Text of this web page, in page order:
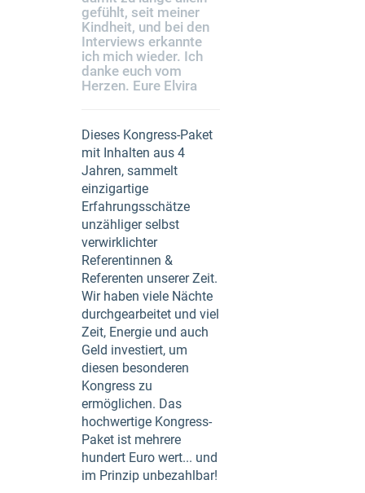
gefühlt, seit meiner
Kindheit, und bei den
Interviews erkannte
ich mich wieder. Ich
danke euch vom
Herzen. Eure Elvira
Dieses Kongress-Paket
mit Inhalten aus 4
Jahren, sammelt
einzigartige
Erfahrungsschätze
unzähliger selbst
verwirklichter
Referentinnen &
Referenten unserer Zeit.
Wir haben viele Nächte
durchgearbeitet und viel
Zeit, Energie und auch
Geld investiert, um
diesen besonderen
Kongress zu
ermöglichen. Das
hochwertige Kongress-
Paket ist mehrere
hundert Euro wert... und
im Prinzip unbezahlbar!